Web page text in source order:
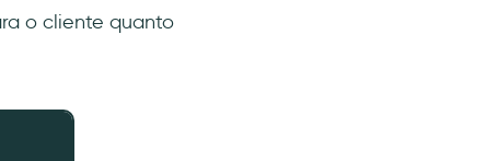
o cliente quanto